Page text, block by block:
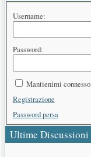
Username:
Password:
Mantienimi connesso
Registrazione
Password persa
Ultime Discussioni